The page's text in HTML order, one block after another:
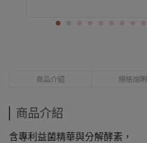
商品介紹 規格說明
商品介紹
含專利益菌精華與分解酵素，